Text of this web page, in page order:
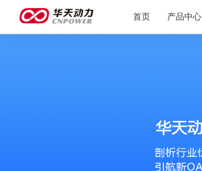
首页 产品中心